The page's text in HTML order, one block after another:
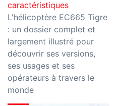
caractéristiques
L'hélicoptère EC665 Tigre
: un dossier complet et
largement illustré pour
découvrir ses versions,
ses usages et ses
opérateurs à travers le
monde